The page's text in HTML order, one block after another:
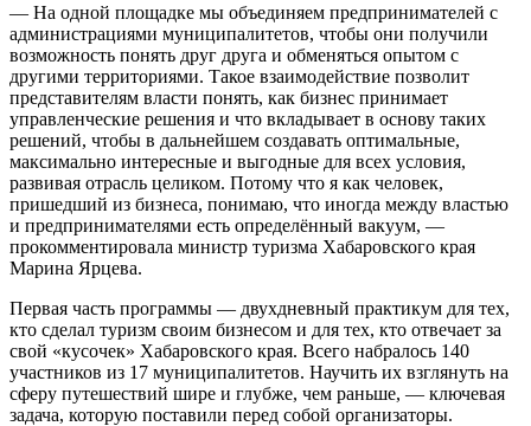
— На одной площадке мы объединяем предпринимателей с
администрациями муниципалитетов, чтобы они получили
возможность понять друг друга и обменяться опытом с
другими территориями. Такое взаимодействие позволит
представителям власти понять, как бизнес принимает
управленческие решения и что вкладывает в основу таких
решений, чтобы в дальнейшем создавать оптимальные,
максимально интересные и выгодные для всех условия,
развивая отрасль целиком. Потому что я как человек,
пришедший из бизнеса, понимаю, что иногда между властью
и предпринимателями есть определённый вакуум, —
прокомментировала министр туризма Хабаровского края
Марина Ярцева.
Первая часть программы — двухдневный практикум для тех,
кто сделал туризм своим бизнесом и для тех, кто отвечает за
свой «кусочек» Хабаровского края. Всего набралось 140
участников из 17 муниципалитетов. Научить их взглянуть на
сферу путешествий шире и глубже, чем раньше, — ключевая
задача, которую поставили перед собой организаторы.